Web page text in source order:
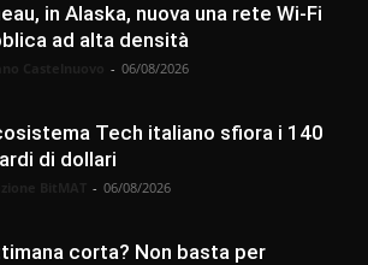
in Alaska, nuova una rete Wi-Fi
ad alta densità
- 06/08/2026
Tech italiano sfiora i 140
di dollari
- 06/08/2026
corta? Non basta per